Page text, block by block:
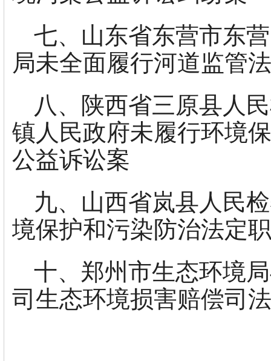
七、山东省东营市东
局未全面履行河道监管
八、陕西省三原县人
镇人民政府未履行环境
公益诉讼案
九、山西省岚县人民
境保护和污染防治法定
十、郑州市生态环境
司生态环境损害赔偿司